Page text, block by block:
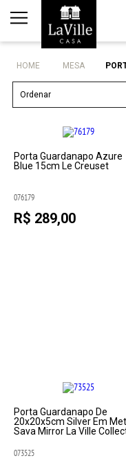
Minha conta
Lista de
Mesa
Eletro
Bar
Decor
HOME MESA
Ordenar
Porta Guardanapo Azure
Blue 15cm Le Creuset
076179
R$ 289,00
Porta Guardanapo De
20x20x5cm Silver Em
Sava Mirror La Ville
073525